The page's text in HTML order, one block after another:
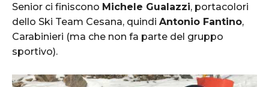
Senior ci finiscono Michele Gualazzi, portacolori
dello Ski Team Cesana, quindi Antonio Fantino,
Carabinieri (ma che non fa parte del gruppo
sportivo).